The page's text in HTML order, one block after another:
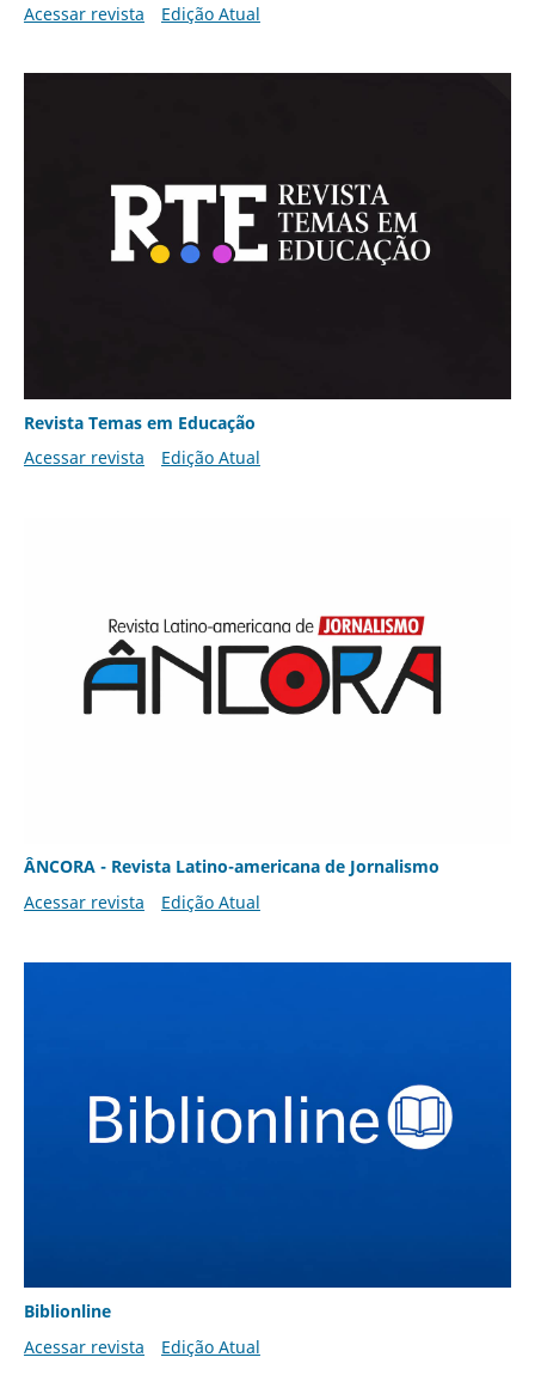
Acessar revista
Edição Atual
Revista Temas em Educação
Acessar revista
Edição Atual
ÂNCORA - Revista Latino-americana de Jornalismo
Acessar revista
Edição Atual
Biblionline
Acessar revista
Edição Atual